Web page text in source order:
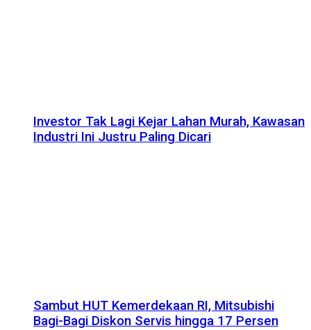
Investor Tak Lagi Kejar Lahan Murah, Kawasan
Industri Ini Justru Paling Dicari
Sambut HUT Kemerdekaan RI, Mitsubishi
Bagi-Bagi Diskon Servis hingga 17 Persen